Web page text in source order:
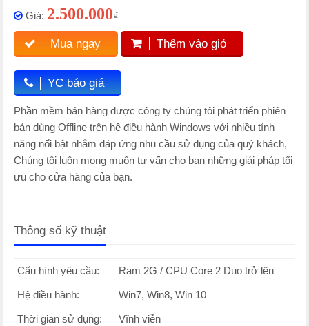
Giá: 2.500.000₫
Mua ngay Thêm vào giỏ
YC báo giá
Phần mềm bán hàng được công ty chúng tôi phát triển phiên
bản dùng Offline trên hệ điều hành Windows với nhiều tính
năng nổi bật nhằm đáp ứng nhu cầu sử dụng của quý khách,
Chúng tôi luôn mong muốn tư vấn cho bạn những giải pháp tối
ưu cho cửa hàng của bạn.
Thông số kỹ thuật
Cấu hình yêu cầu: Ram 2G / CPU Core 2 Duo trở lên
Hệ điều hành: Win7, Win8, Win 10
Thời gian sử dụng: Vĩnh viễn